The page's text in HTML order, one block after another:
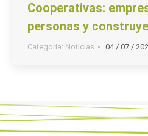
Cooperativas:
personas y
Categoria: Noticias 04 / 07 /